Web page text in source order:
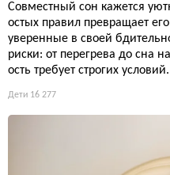
Совместный сон кажется
остых правил превращает
уверенные в своей
риски: от перегрева до сна
ость требует строгих условий.
Дети 16 277